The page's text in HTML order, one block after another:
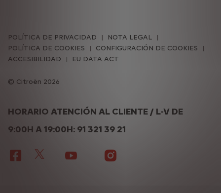
HORARIO ATENCIÓN AL CLIENTE / L-V DE
9:00H A 19:00H: 91 321 39 21
Citroën 2026
POLÍTICA DE PRIVACIDAD
NOTA LEGAL
POLÍTICA DE COOKIES
CONFIGURACIÓN DE COOKIES
ACCESIBILIDAD
EU DATA ACT